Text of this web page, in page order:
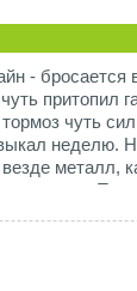
10л. Слабое
Продовать
более
надо
в книге по
- бросается в
притопил
чуть
неделю.
металл,
- пластик.
Думал
чуть
-